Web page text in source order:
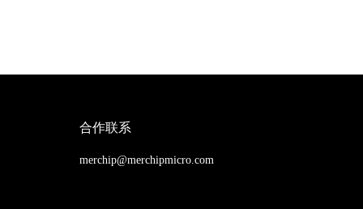
合作联系
merchip@merchipmicro.com